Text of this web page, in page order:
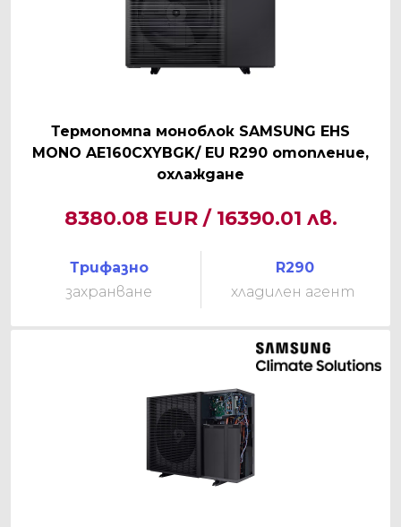
Термопомпа моноблок SAMSUNG EHS
MONO AE160CXYBGK/ EU R290 отопление,
охлаждане
8380.08 EUR / 16390.01 лв.
Трифазно
захранване
R290
хладилен агент